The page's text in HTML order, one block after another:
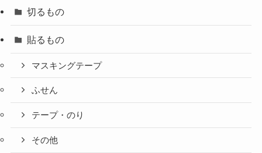
切るもの
貼るもの
マスキングテープ
ふせん
テープ・のり
その他